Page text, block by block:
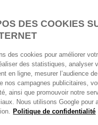
de vente
de vente Click & Collect
le fabricant et l'importateur
Homme
France
RESERVES. 2026 Pandora
DES COOKIES
des cookies pour améliorer
des statistiques, analyser
en ligne, mesurer l’audience
nos campagnes publicitaires,
ainsi que promouvoir notre
Nous utilisons Google pour
Politique de confidentialité